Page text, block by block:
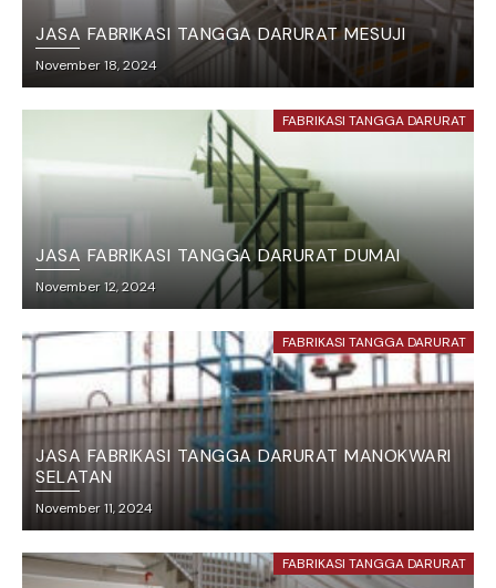
JASA FABRIKASI TANGGA DARURAT MESUJI
November 18, 2024
FABRIKASI TANGGA DARURAT
JASA FABRIKASI TANGGA DARURAT DUMAI
November 12, 2024
FABRIKASI TANGGA DARURAT
JASA FABRIKASI TANGGA DARURAT MANOKWARI
SELATAN
November 11, 2024
FABRIKASI TANGGA DARURAT